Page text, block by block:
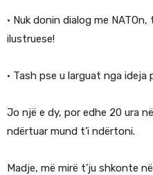
• Nuk donin dialog me
ilustruese!
• Tash pse u larguat nga
Jo një e dy, por edhe 20 ura
ndërtuar mund t’i ndërtoni.
Madje, më mirë t’ju shkonte